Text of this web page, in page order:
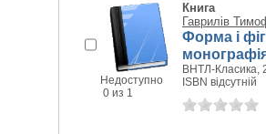
Недоступно
0 из 1
Книга
Гаврилів
Форма і
ВНТЛ-Класика,
ISBN відсутній